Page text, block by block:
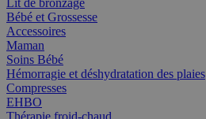
Lit de bronzage
Bébé et Grossesse
Accessoires
Maman
Soins Bébé
Hémorragie et déshydratation des plaies
Compresses
EHBO